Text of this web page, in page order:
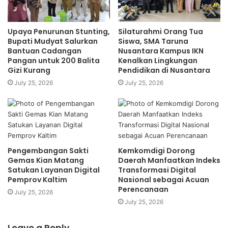
Upaya Penurunan Stunting,
Bupati Mudyat Salurkan
Bantuan Cadangan
Pangan untuk 200 Balita
Gizi Kurang
July 25, 2026
Silaturahmi Orang Tua
Siswa, SMA Taruna
Nusantara Kampus IKN
Kenalkan Lingkungan
Pendidikan di Nusantara
July 25, 2026
Pengembangan Sakti
Gemas Kian Matang
Satukan Layanan Digital
Pemprov Kaltim
July 25, 2026
Kemkomdigi Dorong
Daerah Manfaatkan Indeks
Transformasi Digital
Nasional sebagai Acuan
Perencanaan
July 25, 2026